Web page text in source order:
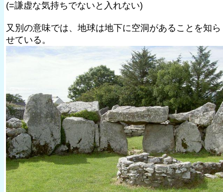
(=謙虚な気持ちでないと入れない)
又別の意味では、地球は地下に空洞があることを知ら
せている。